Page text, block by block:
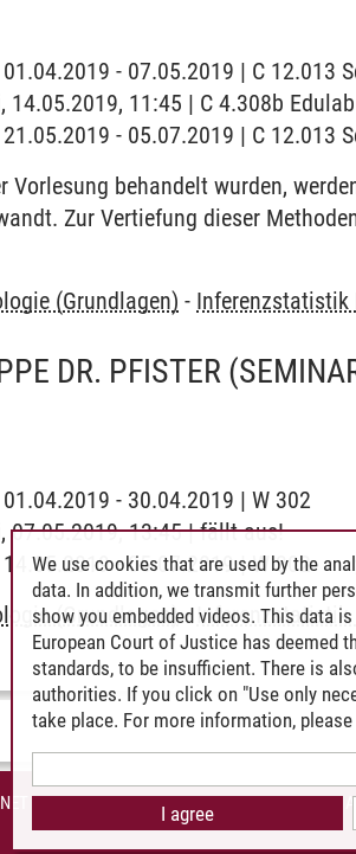
- 07.05.2019 | C 12.013
11:45 | C 4.308b Edulab
- 05.07.2019 | C 12.013
behandelt wurden,
Zur Vertiefung dieser
(Grundlagen) - Inferenzstatistik
DR. PFISTER
- 30.04.2019 | W 302
07.05.2019, 13:45 | fällt aus!
- 05.07.2019 | W 302
(Grundlagen)-Inferenzstatistik
SITE NOTICE PRIVACY POLICY
We use cookies that are used by the
data. In addition, we transmit further
show you embedded videos. This data
European Court of Justice has deemed
standards, to be insufficient. There is
authorities. If you click on "Use only
take place. For more information,
I agree